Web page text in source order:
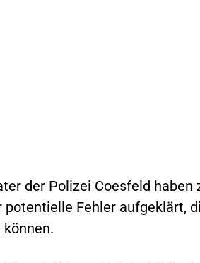
der Polizei Coesfeld haben
Fehler aufgeklärt,